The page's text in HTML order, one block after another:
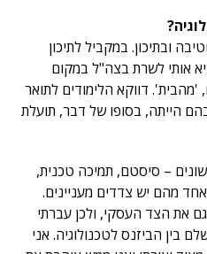
ובתיכון. במקביל לתיכון
אותי לשרת בצה"ל במקום
'מהבית'. דווקא הלימודים לתואר
הייתה, בסופו של דבר, תועלת
– סיסטם, תמיכה טכנית,
מהם יש צדדים מעניינים.
את הצד העסקי, ולכן עברתי
בין הביזנס לטכנולוגיה. אני